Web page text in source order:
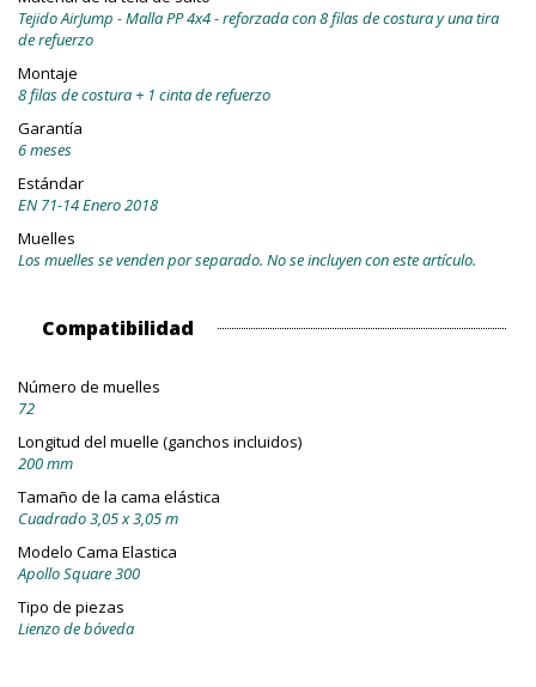
Tejido AirJump - Malla PP 4x4 - reforzada con 8 filas de costura y una tira
de refuerzo
Montaje
8 filas de costura + 1 cinta de refuerzo
Garantía
6 meses
Estándar
EN 71-14 Enero 2018
Muelles
Los muelles se venden por separado. No se incluyen con este artículo.
Compatibilidad
Número de muelles
72
Longitud del muelle (ganchos incluidos)
200 mm
Tamaño de la cama elástica
Cuadrado 3,05 x 3,05 m
Modelo Cama Elastica
Apollo Square 300
Tipo de piezas
Lienzo de bóveda